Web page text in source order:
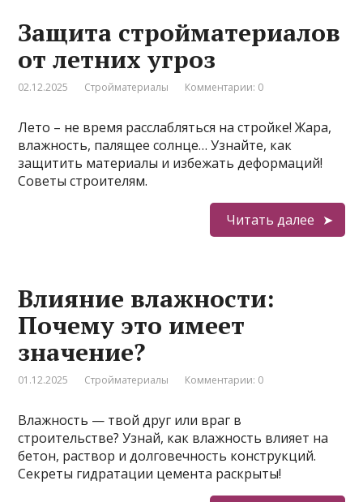
Защита стройматериалов
от летних угроз
02.12.2025 Стройматериалы Комментарии: 0
Лето – не время расслабляться на стройке! Жара,
влажность, палящее солнце… Узнайте, как
защитить материалы и избежать деформаций!
Советы строителям.
Читать далее
Влияние влажности:
Почему это имеет
значение?
01.12.2025 Стройматериалы Комментарии: 0
Влажность — твой друг или враг в
строительстве? Узнай, как влажность влияет на
бетон, раствор и долговечность конструкций.
Секреты гидратации цемента раскрыты!